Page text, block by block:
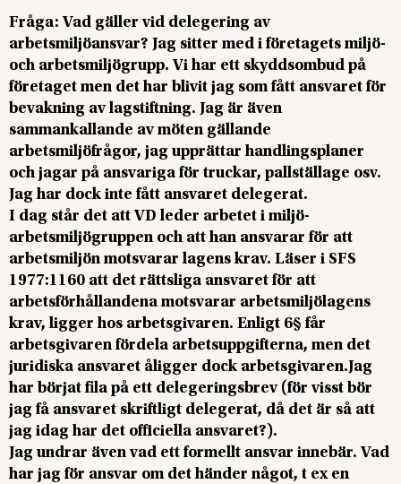
Fråga: Vad gäller vid delegering av
arbetsmiljöansvar? Jag sitter med i företagets miljö-
och arbetsmiljögrupp. Vi har ett skyddsombud på
företaget men det har blivit jag som fått ansvaret för
bevakning av lagstiftning. Jag är även
sammankallande av möten gällande
arbetsmiljöfrågor, jag upprättar handlingsplaner
och jagar på ansvariga för truckar, pallställage osv.
Jag har dock inte fått ansvaret delegerat.
I dag står det att VD leder arbetet i miljö-
arbetsmiljögruppen och att han ansvarar för att
arbetsmiljön motsvarar lagens krav. Läser i SFS
1977:1160 att det rättsliga ansvaret för att
arbetsförhållandena motsvarar arbetsmiljölagens
krav, ligger hos arbetsgivaren. Enligt 6§ får
arbetsgivaren fördela arbetsuppgifterna, men det
juridiska ansvaret åligger dock arbetsgivaren.Jag
har börjat fila på ett delegeringsbrev (för visst bör
jag få ansvaret skriftligt delegerat, då det är så att
jag idag har det officiella ansvaret?).
Jag undrar även vad ett formellt ansvar innebär. Vad
har jag för ansvar om det händer något, t ex en